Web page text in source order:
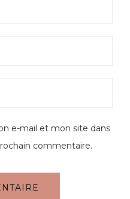
e-mail et mon site dans
commentaire.